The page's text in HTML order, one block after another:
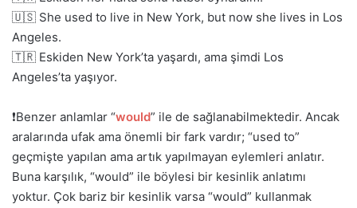
🇺🇸 She used to live in New York, but now she lives in Los
Angeles.
🇹🇷 Eskiden New York’ta yaşardı, ama şimdi Los
Angeles’ta yaşıyor.
❗️Benzer anlamlar “would” ile de sağlanabilmektedir. Ancak
aralarında ufak ama önemli bir fark vardır; “used to”
geçmişte yapılan ama artık yapılmayan eylemleri anlatır.
Buna karşılık, “would” ile böylesi bir kesinlik anlatımı
yoktur. Çok bariz bir kesinlik varsa “would” kullanmak